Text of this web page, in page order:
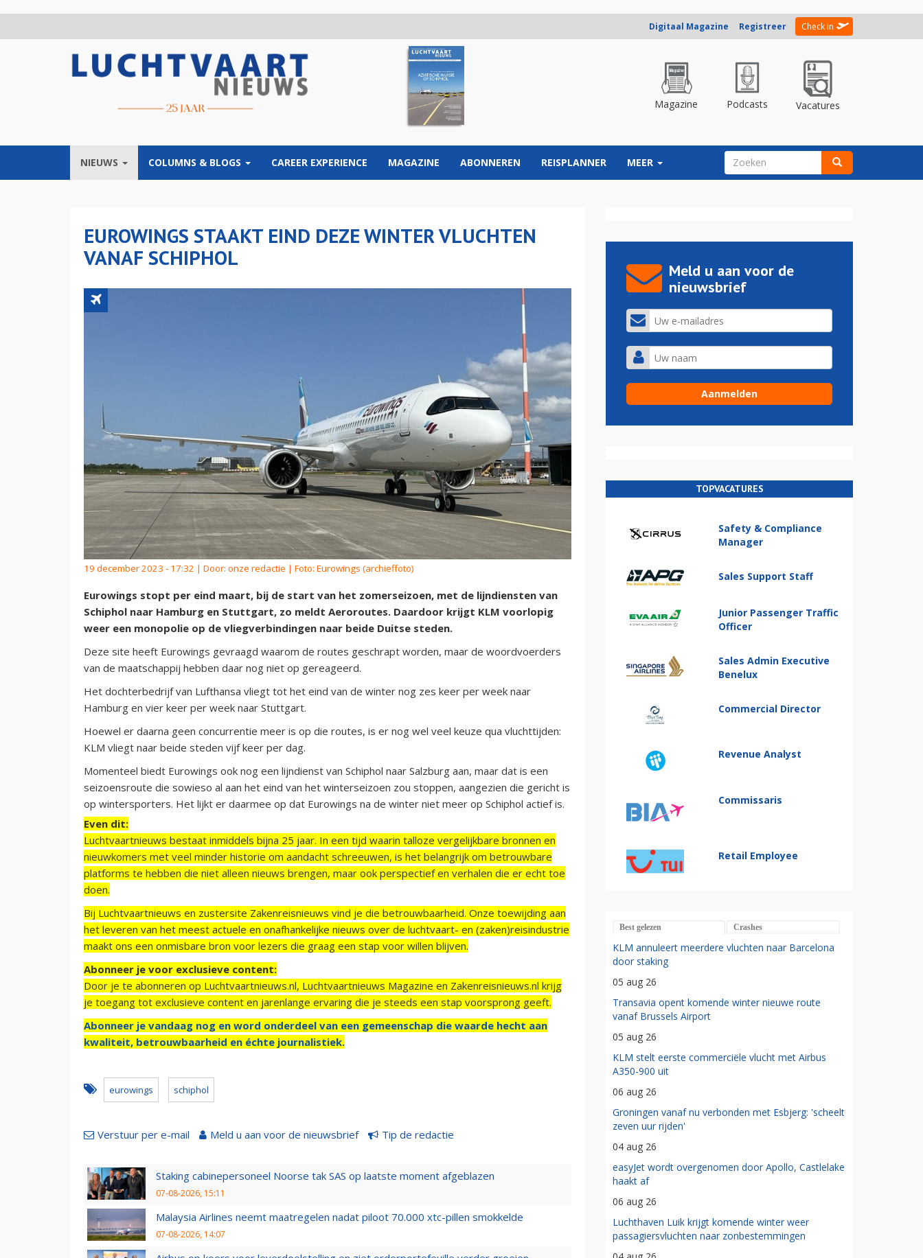
Digitaal Magazine Registreer Check in
Magazine Podcasts Vacatures
NIEUWS COLUMNS & BLOGS CAREER EXPERIENCE MAGAZINE ABONNEREN REISPLANNER MEER ZOEKVELD
EUROWINGS STAAKT EIND DEZE WINTER VLUCHTEN
VANAF SCHIPHOL
19 december 2023 - 17:32 | Door: onze redactie | Foto: Eurowings (archieffoto)
Eurowings stopt per eind maart, bij de start van het zomerseizoen, met de lijndiensten van
Schiphol naar Hamburg en Stuttgart, zo meldt Aeroroutes. Daardoor krijgt KLM voorlopig
weer een monopolie op de vliegverbindingen naar beide Duitse steden.
Deze site heeft Eurowings gevraagd waarom de routes geschrapt worden, maar de woordvoerders
van de maatschappij hebben daar nog niet op gereageerd.
Het dochterbedrijf van Lufthansa vliegt tot het eind van de winter nog zes keer per week naar
Hamburg en vier keer per week naar Stuttgart.
Hoewel er daarna geen concurrentie meer is op die routes, is er nog wel veel keuze qua vluchttijden:
KLM vliegt naar beide steden vijf keer per dag.
Momenteel biedt Eurowings ook nog een lijndienst van Schiphol naar Salzburg aan, maar dat is een
seizoensroute die sowieso al aan het eind van het winterseizoen zou stoppen, aangezien die gericht is
op wintersporters. Het lijkt er daarmee op dat Eurowings na de winter niet meer op Schiphol actief is.
Even dit:
Luchtvaartnieuws bestaat inmiddels bijna 25 jaar. In een tijd waarin talloze vergelijkbare bronnen en
nieuwkomers met veel minder historie om aandacht schreeuwen, is het belangrijk om betrouwbare
platforms te hebben die niet alleen nieuws brengen, maar ook perspectief en verhalen die er echt toe
doen.
Bij Luchtvaartnieuws en zustersite Zakenreisnieuws vind je die betrouwbaarheid. Onze toewijding aan
het leveren van het meest actuele en onafhankelijke nieuws over de luchtvaart- en (zaken)reisindustrie
maakt ons een onmisbare bron voor lezers die graag een stap voor willen blijven.
Abonneer je voor exclusieve content:
Door je te abonneren op Luchtvaartnieuws.nl, Luchtvaartnieuws Magazine en Zakenreisnieuws.nl krijg
je toegang tot exclusieve content en jarenlange ervaring die je steeds een stap voorsprong geeft.
Abonneer je vandaag nog en word onderdeel van een gemeenschap die waarde hecht aan
kwaliteit, betrouwbaarheid en échte journalistiek.
eurowings schiphol
Verstuur per e-mail Meld u aan voor de nieuwsbrief Tip de redactie
Staking cabinepersoneel Noorse tak SAS op laatste moment afgeblazen
07-08-2026, 15:11
Malaysia Airlines neemt maatregelen nadat piloot 70.000 xtc-pillen smokkelde
07-08-2026, 14:07
Meld u aan voor de
nieuwsbrief
TOPVACATURES
Safety & Compliance
Manager
Sales Support Staff
Junior Passenger Traffic
Officer
Sales Admin Executive
Benelux
Commercial Director
Revenue Analyst
Commissaris
Retail Employee
Best gelezen Crashes
KLM annuleert meerdere vluchten naar Barcelona
door staking
05 aug 26
Transavia opent komende winter nieuwe route
vanaf Brussels Airport
05 aug 26
KLM stelt eerste commerciële vlucht met Airbus
A350-900 uit
06 aug 26
Groningen vanaf nu verbonden met Esbjerg: 'scheelt
zeven uur rijden'
04 aug 26
easyJet wordt overgenomen door Apollo, Castlelake
haakt af
06 aug 26
Luchthaven Luik krijgt komende winter weer
passagiersvluchten naar zonbestemmingen